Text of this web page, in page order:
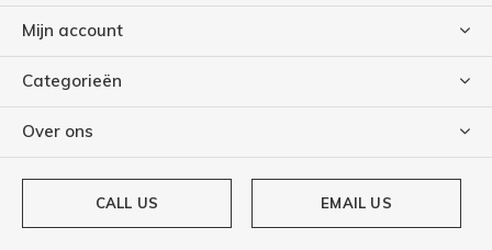
Mijn account
Categorieën
Over ons
CALL US EMAIL US